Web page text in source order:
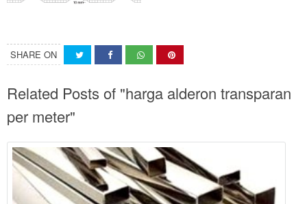
SHARE ON
Related Posts of "harga alderon transparan
per meter"